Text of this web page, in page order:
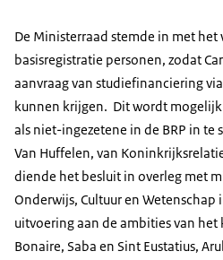
De Ministerraad stemde in met het
basisregistratie personen, zodat
aanvraag van studiefinanciering
kunnen krijgen. Dit wordt
als niet-ingezetene in de BRP in te
Van Huffelen, van
diende het besluit in overleg met
Onderwijs, Cultuur en Wetenschap
uitvoering aan de ambities van
Bonaire, Saba en Sint Eustatius,